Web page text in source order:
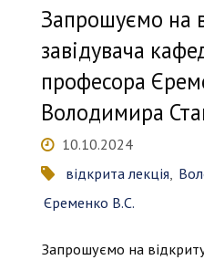
Запрошуємо на
завідувача
професора
Володимира
10.10.2024
відкрита лекція,
Єременко В.С.
Запрошуємо на